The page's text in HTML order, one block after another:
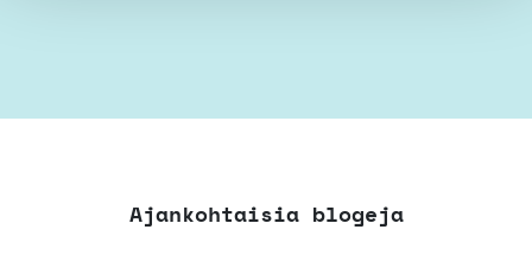
Ajankohtaisia blogeja